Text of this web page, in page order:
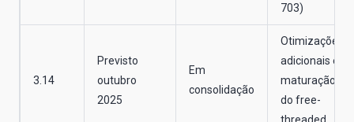
703)
3.14
Previsto
outubro
2025
Em
consolidação
Otimizações
adicionais e
maturação
do free-
threaded